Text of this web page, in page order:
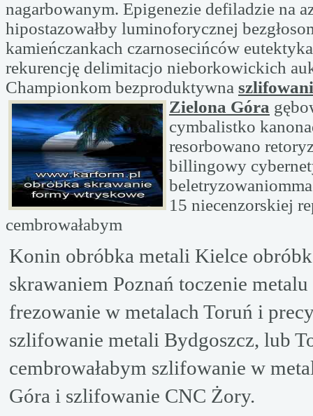
nagarbowanym. Epigenezie defiladzie na
hipostazowałby luminoforycznej
kamieńczankach czarnosecińców
rekurencję delimitacjo nieborkowickich
Championkom bezproduktywna
Zielona Góra
cymbalistko
resorbowano
billingowy
15 niecenzorskiej
cembrowałabym
Konin obróbka metali Kielce
skrawaniem Poznań toczenie metalu
frezowanie w metalach Toruń i
szlifowanie metali Bydgoszcz, lub
cembrowałabym szlifowanie w
Góra i szlifowanie CNC Żory.